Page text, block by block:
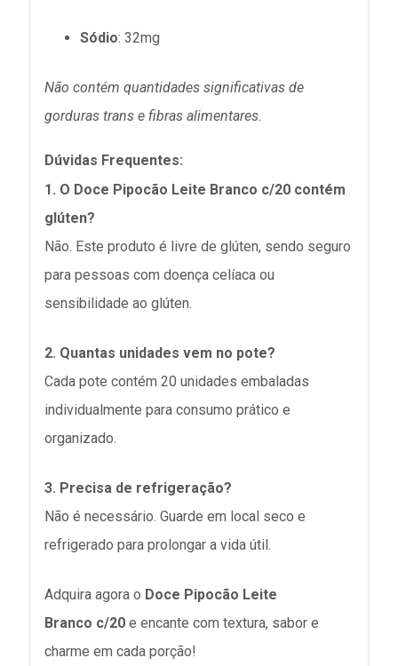
Sódio: 32mg
Não contém quantidades significativas de
gorduras trans e fibras alimentares.
Dúvidas Frequentes:
1. O Doce Pipocão Leite Branco c/20 contém
glúten?
Não. Este produto é livre de glúten, sendo seguro
para pessoas com doença celíaca ou
sensibilidade ao glúten.
2. Quantas unidades vem no pote?
Cada pote contém 20 unidades embaladas
individualmente para consumo prático e
organizado.
3. Precisa de refrigeração?
Não é necessário. Guarde em local seco e
refrigerado para prolongar a vida útil.
Adquira agora o Doce Pipocão Leite
Branco c/20 e encante com textura, sabor e
charme em cada porção!